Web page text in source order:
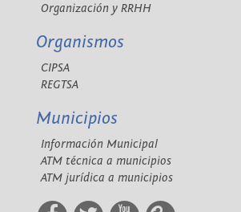
Organización y RRHH
Organismos
CIPSA
REGTSA
Municipios
Información Municipal
ATM técnica a municipios
ATM jurídica a municipios